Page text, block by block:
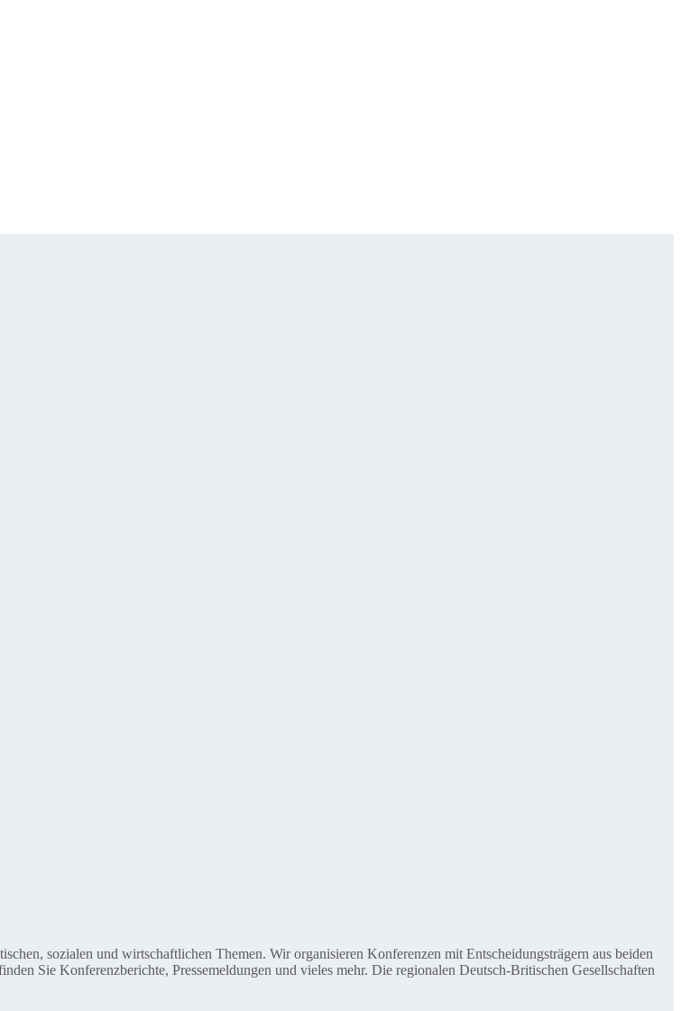
sozialen und wirtschaftlichen Themen. Wir organisieren Konferenzen mit Entscheidungsträgern aus beiden
Sie Konferenzberichte, Pressemeldungen und vieles mehr. Die regionalen Deutsch-Britischen Gesellschaften